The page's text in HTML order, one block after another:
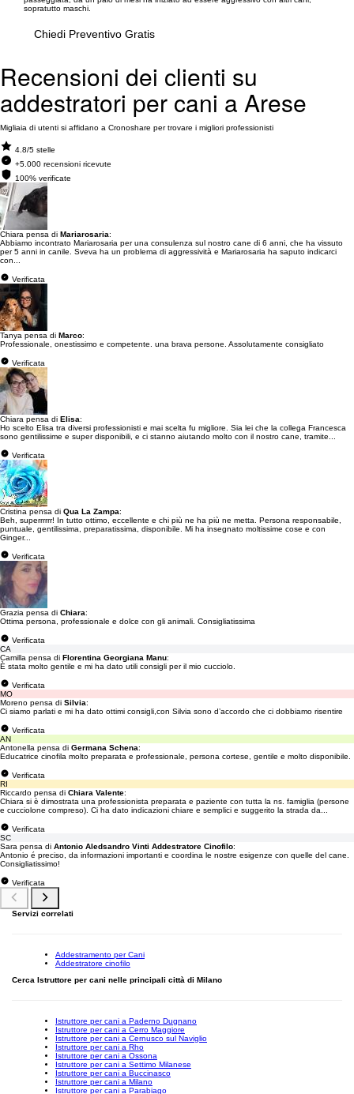
sopratutto maschi.
Chiedi Preventivo Gratis
Recensioni dei clienti su
addestratori per cani a Arese
Migliaia di utenti si affidano a Cronoshare per trovare i migliori professionisti
4.8/5 stelle
+5.000 recensioni ricevute
100% verificate
Chiara pensa di Mariarosaria:
Abbiamo incontrato Mariarosaria per una consulenza sul nostro cane di 6 anni, che ha vissuto
per 5 anni in canile. Sveva ha un problema di aggressività e Mariarosaria ha saputo indicarci
con...
Verificata
Tanya pensa di Marco:
Professionale, onestissimo e competente. una brava persone. Assolutamente consigliato
Verificata
Chiara pensa di Elisa:
Ho scelto Elisa tra diversi professionisti e mai scelta fu migliore. Sia lei che la collega Francesca
sono gentilissime e super disponibili, e ci stanno aiutando molto con il nostro cane, tramite...
Verificata
Cristina pensa di Qua La Zampa:
Beh, superrrrrr! In tutto ottimo, eccellente e chi più ne ha più ne metta. Persona responsabile,
puntuale, gentilissima, preparatissima, disponibile. Mi ha insegnato moltissime cose e con
Ginger...
Verificata
Grazia pensa di Chiara:
Ottima persona, professionale e dolce con gli animali. Consigliatissima
Verificata
CA
Camilla pensa di Florentina Georgiana Manu:
È stata molto gentile e mi ha dato utili consigli per il mio cucciolo.
Verificata
MO
Moreno pensa di Silvia:
Ci siamo parlati e mi ha dato ottimi consigli,con Silvia sono d’accordo che ci dobbiamo risentire
Verificata
AN
Antonella pensa di Germana Schena:
Educatrice cinofila molto preparata e professionale, persona cortese, gentile e molto disponibile.
Verificata
RI
Riccardo pensa di Chiara Valente:
Chiara si è dimostrata una professionista preparata e paziente con tutta la ns. famiglia (persone
e cucciolone compreso). Ci ha dato indicazioni chiare e semplici e suggerito la strada da...
Verificata
SC
Sara pensa di Antonio Aledsandro Vinti Addestratore Cinofilo:
Antonio é preciso, da informazioni importanti e coordina le nostre esigenze con quelle del cane.
Consigliatissimo!
Verificata
Servizi correlati
Addestramento per Cani
Addestratore cinofilo
Cerca Istruttore per cani nelle principali città di Milano
Istruttore per cani a Paderno Dugnano
Istruttore per cani a Cerro Maggiore
Istruttore per cani a Cernusco sul Naviglio
Istruttore per cani a Rho
Istruttore per cani a Ossona
Istruttore per cani a Settimo Milanese
Istruttore per cani a Buccinasco
Istruttore per cani a Milano
Istruttore per cani a Parabiago